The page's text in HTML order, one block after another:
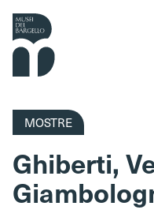
Vai al contenuto
MOSTRE
Ghiberti,